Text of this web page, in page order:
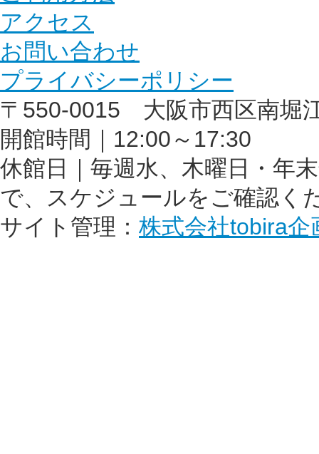
アクセス
お問い合わせ
プライバシーポリシー
〒550-0015 大阪市西区南
開館時間｜12:00～17:30
休館日｜毎週水、木曜日・年
で、スケジュールをご確認く
サイト管理： 株式会社tobira企